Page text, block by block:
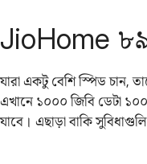
JioHome
যারা একটু বেশি স্পিড চান,
এখানে ১০০০ জিবি ডেটা
যাবে। এছাড়া বাকি